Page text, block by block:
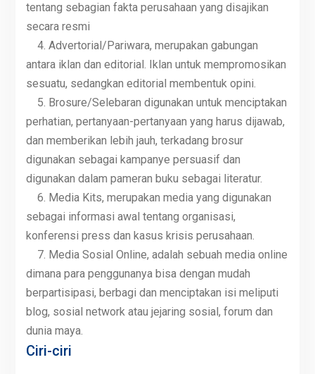
tentang sebagian fakta perusahaan yang disajikan
secara resmi
4. Advertorial/Pariwara, merupakan gabungan
antara iklan dan editorial. Iklan untuk mempromosikan
sesuatu, sedangkan editorial membentuk opini.
5. Brosure/Selebaran digunakan untuk menciptakan
perhatian, pertanyaan-pertanyaan yang harus dijawab,
dan memberikan lebih jauh, terkadang brosur
digunakan sebagai kampanye persuasif dan
digunakan dalam pameran buku sebagai literatur.
6. Media Kits, merupakan media yang digunakan
sebagai informasi awal tentang organisasi,
konferensi press dan kasus krisis perusahaan.
7. Media Sosial Online, adalah sebuah media online
dimana para penggunanya bisa dengan mudah
berpartisipasi, berbagi dan menciptakan isi meliputi
blog, sosial network atau jejaring sosial, forum dan
dunia maya.
Ciri-ciri